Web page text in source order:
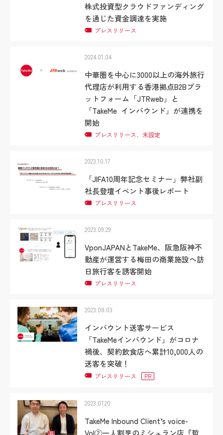
株式投資型クラウドファンディング
を通じた資金調達を実施
プレスリリース
2024.01.04
中華圏を中心に3000以上の海外旅行
代理店が利用する香港拠点B2Bプラ
ットフォーム「JTRweb」と
「TakeMe インバウンド」が連携を
開始
プレスリリース、未設定
2023.10.17
「JIFA10周年記念セミナー」弊社副
社長登壇イベント事後レポート
プレスリリース
2023.09.29
VponJAPANとTakeMe、阪急阪神不
動産が運営する梅田の商業施設へ訪
日旅行客を誘客開始
プレスリリース
2023.08.03
インバウント送客サービス
「TakeMeインバウンド」がコロナ
禍後、契約飲食店へ累計10,000人の
送客を突破！
プレスリリース PR
2023.07.20
TakeMe Inbound Client’s voice-
Vol②一人割烹のミシュラン店『哲